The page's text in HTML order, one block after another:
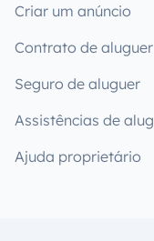
Criar um anúncio
Contrato de aluguer
Seguro de aluguer
Assistências de
Ajuda proprietário